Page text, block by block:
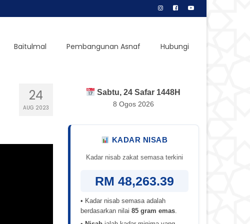
Baitulmal Pembangunan Asnaf Hubungi
24
AUG 2023
Sabtu, 24 Safar 1448H
8 Ogos 2026
KADAR NISAB
Kadar nisab zakat semasa terkini
RM 48,263.39
• Kadar nisab semasa adalah
berdasarkan nilai 85 gram emas.